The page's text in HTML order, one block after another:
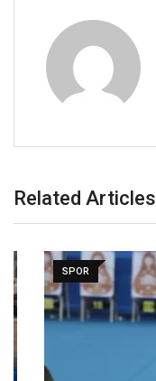
Related Articles
SPOR